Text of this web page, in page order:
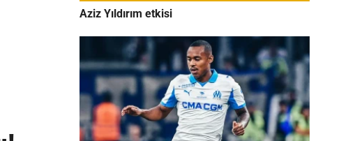
Aziz Yıldırım etkisi